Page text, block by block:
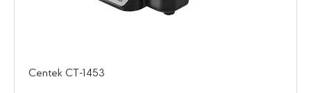
Centek CT-1453